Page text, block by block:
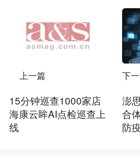
上一篇
15分钟巡查1000家店
海康云眸AI点检巡查上
线
下
澎
合
防